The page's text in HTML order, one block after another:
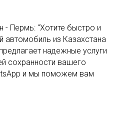
- Пермь: "Хотите быстро и
автомобиль из Казахстана
надежные услуги
сохранности вашего
и мы поможем вам